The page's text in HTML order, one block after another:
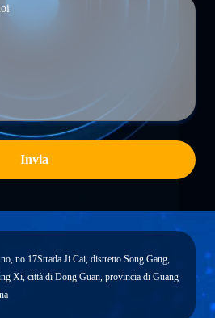
Invia
no.17Strada Ji Cai, distretto Song Gang,
Xi, città di Dong Guan, provincia di Guang